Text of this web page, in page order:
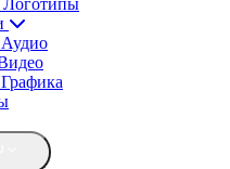
Логотипы
Аудио
Графика